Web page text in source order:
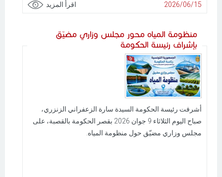
2026/06/15 اقرأ المزيد
منظومة المياه محور مجلس وزاري مضيّق
بإشراف رئيسة الحكومة
أشرفت رئيسة الحكومة السيدة سارة الزعفراني الزنزري،
صباح اليوم الثلاثاء 9 جوان 2026 بقصر الحكومة بالقصبة، على
مجلس وزاري مضيّق حول منظومة المياه.